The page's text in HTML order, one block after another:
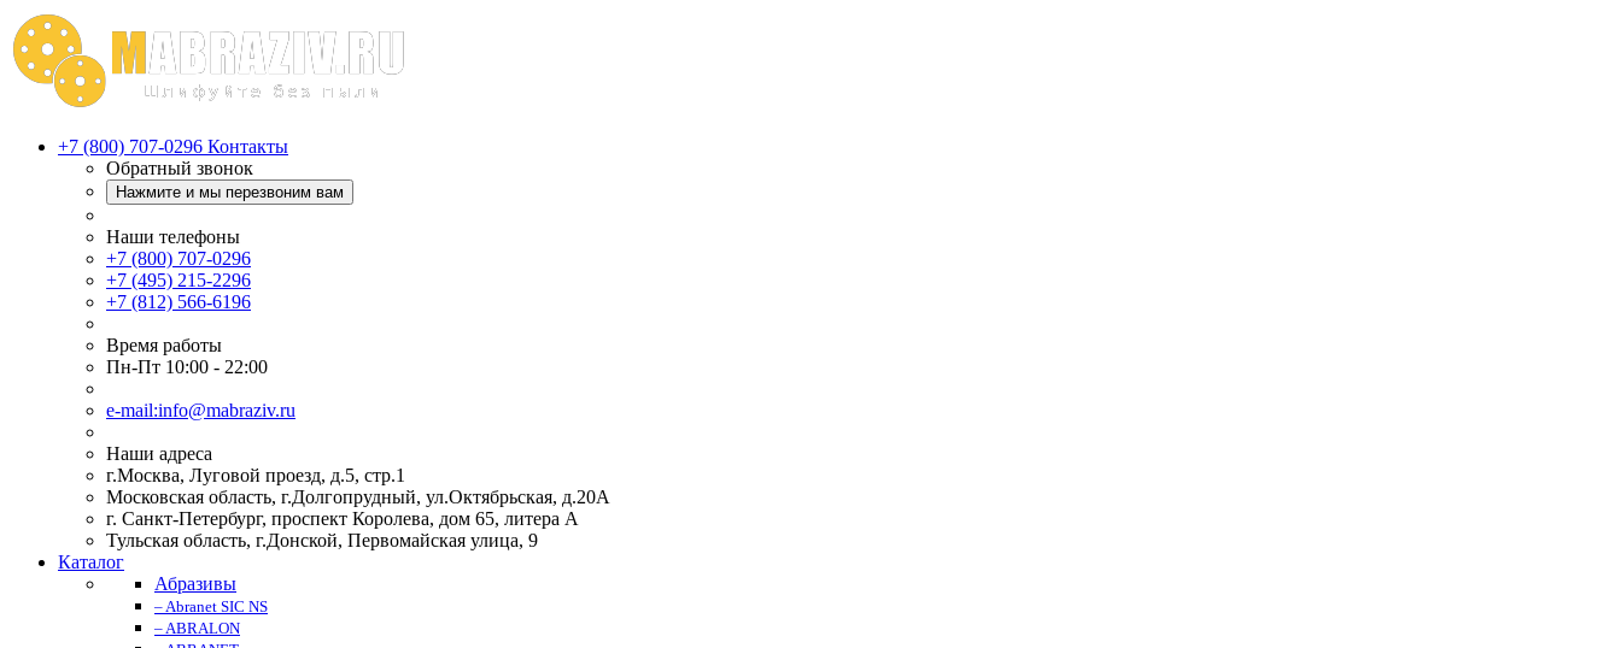
+7 (800) 707-0296 Контакты
Обратный звонок
Нажмите и мы перезвоним вам
Наши телефоны
+7 (800) 707-0296
+7 (495) 215-2296
+7 (812) 566-6196
Время работы
Пн-Пт 10:00 - 22:00
e-mail:info@mabraziv.ru
Наши адреса
г.Москва, Луговой проезд, д.5, стр.1
Московская область, г.Долгопрудный, ул.Октябрьская, д.20А
г. Санкт-Петербург, проспект Королева, дом 65, литера А
Тульская область, г.Донской, Первомайская улица, 9
Каталог
Абразивы
– Abranet SIC NS
– ABRALON